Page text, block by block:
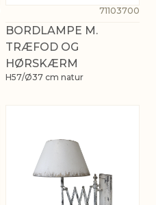
71103700
BORDLAMPE M.
TRÆFOD OG
HØRSKÆRM
H57/Ø37 cm natur